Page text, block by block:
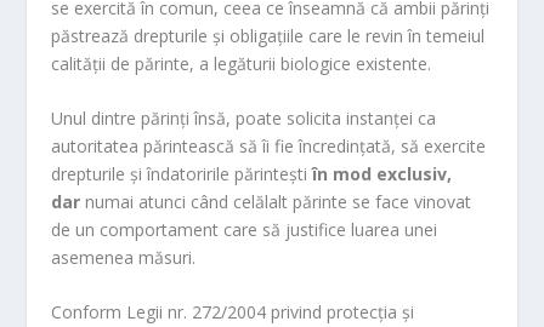
se exercită în comun, ceea ce înseamnă că ambii părinți
păstrează drepturile și obligațiile care le revin în temeiul
calității de părinte, a legăturii biologice existente.
Unul dintre părinți însă, poate solicita instanței ca
autoritatea părintească să îi fie încredințată, să exercite
drepturile și îndatoririle părinteștiîn mod exclusiv,
dar numai atunci când celălalt părinte se face vinovat
de un comportament care să justifice luarea unei
asemenea măsuri.
Conform Legii nr. 272/2004 privind protecţia şi